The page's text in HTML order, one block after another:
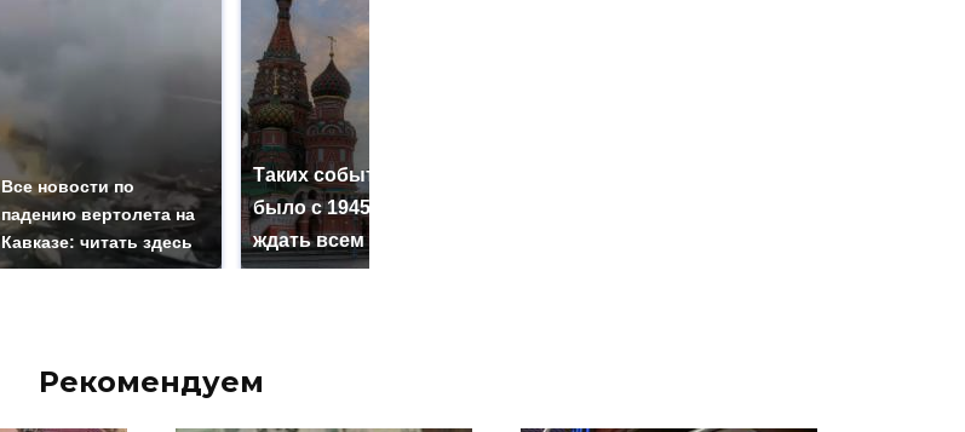
Все новости по
падению вертолета на
Кавказе: читать здесь
Таких событий не
было с 1945: чего
ждать всем нам?
Рекомендуем